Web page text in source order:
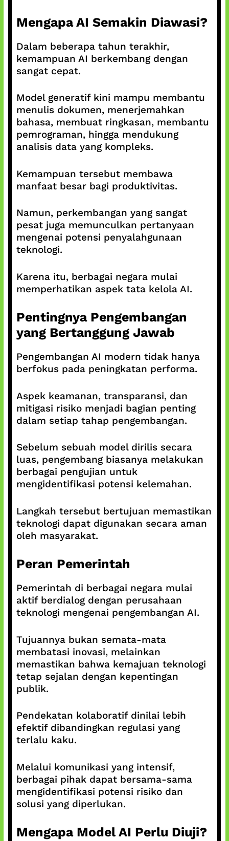
Mengapa AI Semakin Diawasi?
Dalam beberapa tahun terakhir,
kemampuan AI berkembang dengan
sangat cepat.
Model generatif kini mampu membantu
menulis dokumen, menerjemahkan
bahasa, membuat ringkasan, membantu
pemrograman, hingga mendukung
analisis data yang kompleks.
Kemampuan tersebut membawa
manfaat besar bagi produktivitas.
Namun, perkembangan yang sangat
pesat juga memunculkan pertanyaan
mengenai potensi penyalahgunaan
teknologi.
Karena itu, berbagai negara mulai
memperhatikan aspek tata kelola AI.
Pentingnya Pengembangan
yang Bertanggung Jawab
Pengembangan AI modern tidak hanya
berfokus pada peningkatan performa.
Aspek keamanan, transparansi, dan
mitigasi risiko menjadi bagian penting
dalam setiap tahap pengembangan.
Sebelum sebuah model dirilis secara
luas, pengembang biasanya melakukan
berbagai pengujian untuk
mengidentifikasi potensi kelemahan.
Langkah tersebut bertujuan memastikan
teknologi dapat digunakan secara aman
oleh masyarakat.
Peran Pemerintah
Pemerintah di berbagai negara mulai
aktif berdialog dengan perusahaan
teknologi mengenai pengembangan AI.
Tujuannya bukan semata-mata
membatasi inovasi, melainkan
memastikan bahwa kemajuan teknologi
tetap sejalan dengan kepentingan
publik.
Pendekatan kolaboratif dinilai lebih
efektif dibandingkan regulasi yang
terlalu kaku.
Melalui komunikasi yang intensif,
berbagai pihak dapat bersama-sama
mengidentifikasi potensi risiko dan
solusi yang diperlukan.
Mengapa Model AI Perlu Diuji?